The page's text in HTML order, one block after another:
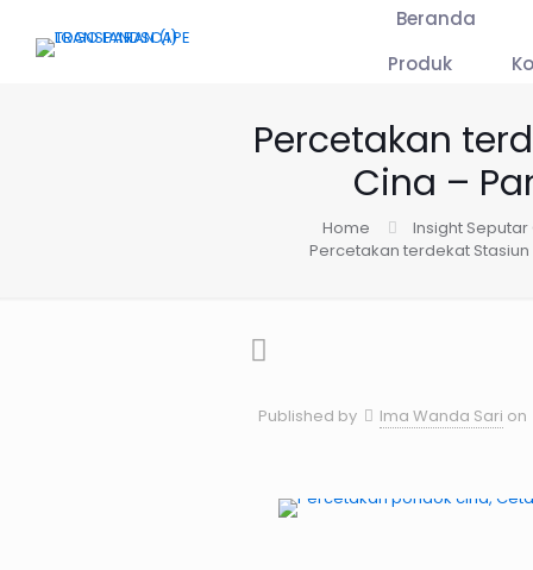
Beranda
Produk
Percetakan
Cina –
Home
Insight Seputar
Percetakan terdekat
Published by Ima Wanda Sari on